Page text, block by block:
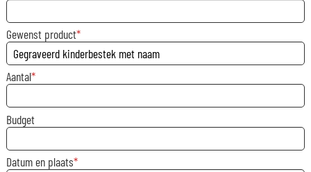
Gewenst product
Aantal
Budget
Datum en plaats